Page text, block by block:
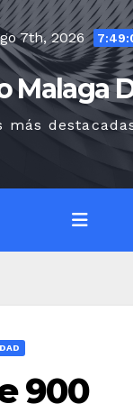
7th, 2026
Malaga
más
900